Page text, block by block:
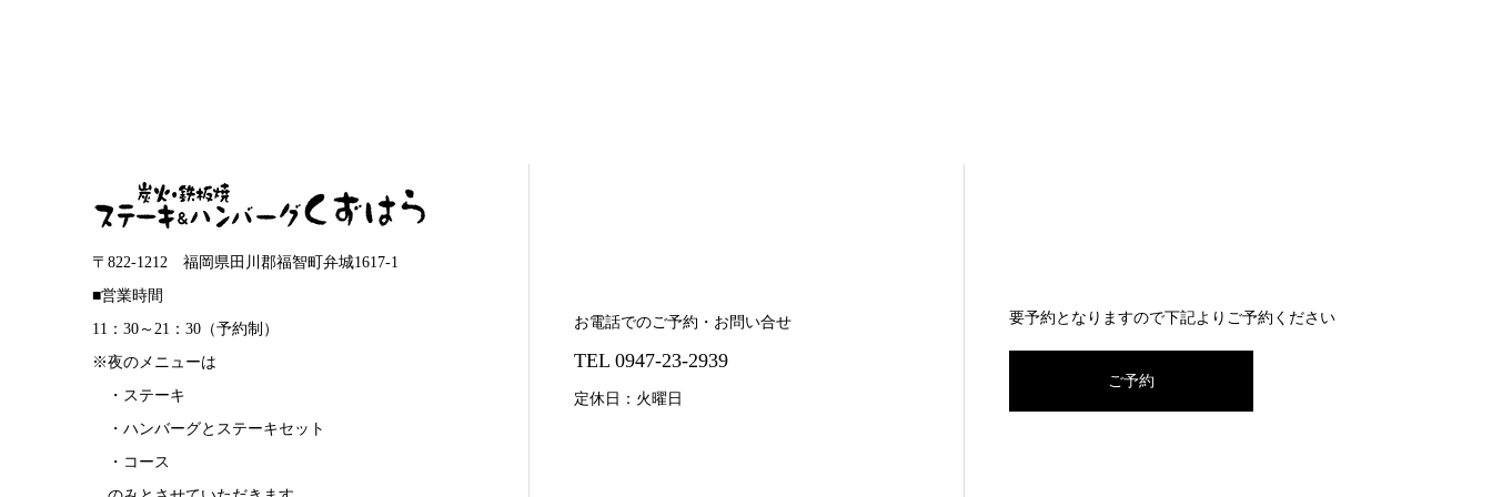
〒822-1212 福岡県田川郡福智町弁城1617-1
■営業時間
11：30～21：30（予約制）
※夜のメニューは
・ステーキ
・ハンバーグとステーキセット
・コース
お電話でのご予約・お問い合せ
TEL 0947-23-2939
定休日：火曜日
要予約となりますので下記よりご予約ください
ご予約